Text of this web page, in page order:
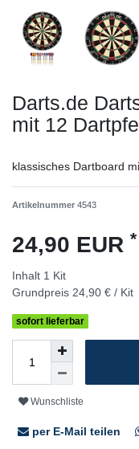
Darts.de
mit 12
klassisches Dartboard
Artikelnummer 4543
24,90 EUR *
Inhalt 1 Kit
Grundpreis 24,90 € / Kit
sofort lieferbar
Wunschliste
per E-Mail teilen